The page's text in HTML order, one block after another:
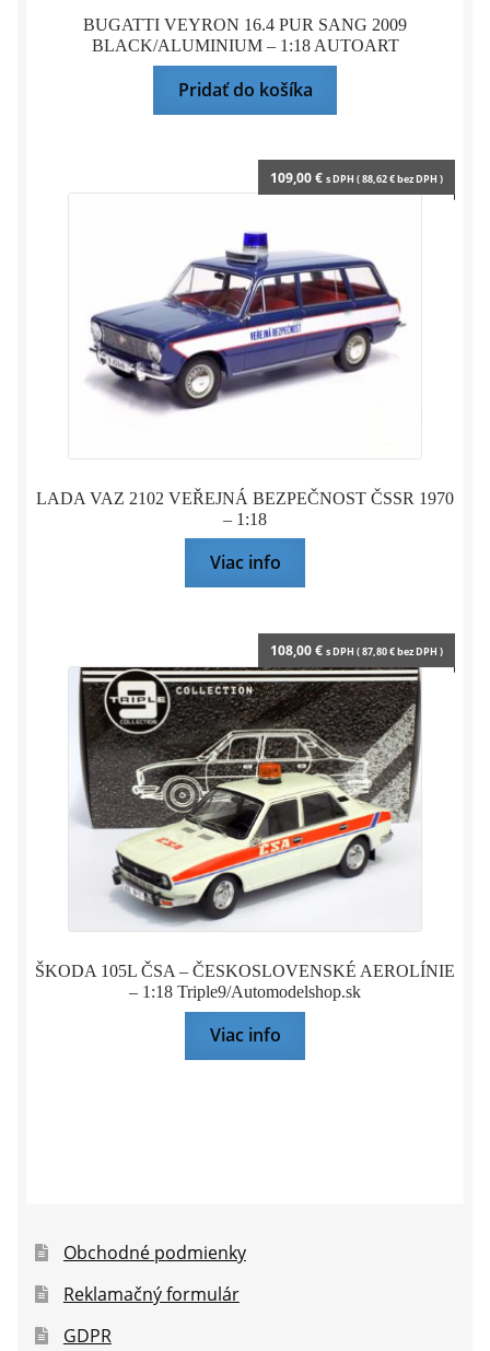
BUGATTI VEYRON 16.4 PUR SANG 2009
BLACK/ALUMINIUM – 1:18 AUTOART
Pridať do košíka
LADA VAZ 2102 VEŘEJNÁ BEZPEČNOST ČSSR 1970
– 1:18
109,00€ s DPH (88,62€bez DPH )
Viac info
ŠKODA 105L ČSA – ČESKOSLOVENSKÉ AEROLÍNIE
– 1:18 Triple9/Automodelshop.sk
108,00€ s DPH (87,80€bez DPH )
Viac info
Obchodné podmienky
Reklamačný formulár
GDPR